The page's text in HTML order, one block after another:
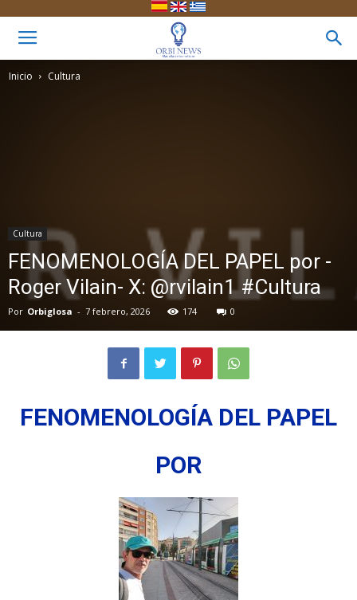
Inicio Cultura
Cultura
FENOMENOLOGÍA DEL PAPEL por -
Roger Vilain- X: @rvilain1 #Cultura
Por Orbiglosa - 7 febrero, 2026 174 0
FENOMENOLOGÍA DEL PAPEL
POR